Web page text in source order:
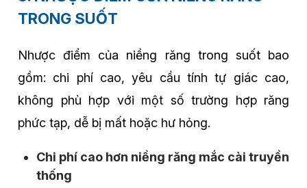
TRONG SUỐT
Nhược điểm của niềng răng trong suốt bao
gồm: chi phí cao, yêu cầu tính tự giác cao,
không phù hợp với một số trường hợp răng
phức tạp, dễ bị mất hoặc hư hỏng.
Chi phí cao hơn niềng răng mắc cài truyền
thống